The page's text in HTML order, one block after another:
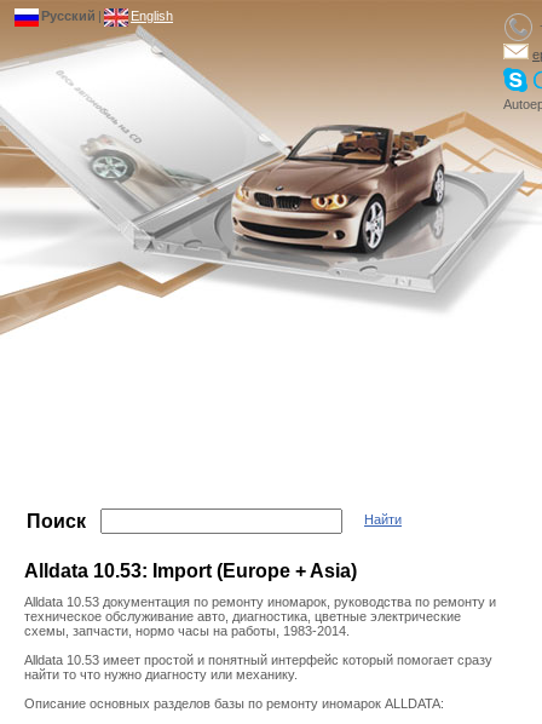
Русский | English
Поиск Найти
Alldata 10.53: Import (Europe + Asia)
Alldata 10.53 документация по ремонту иномарок, руководства по ремонту и
техническое обслуживание авто, диагностика, цветные электрические
схемы, запчасти, нормо часы на работы, 1983-2014.
Alldata 10.53 имеет простой и понятный интерфейс который помогает сразу
найти то что нужно диагносту или механику.
Описание основных разделов базы по ремонту иномарок ALLDATA: